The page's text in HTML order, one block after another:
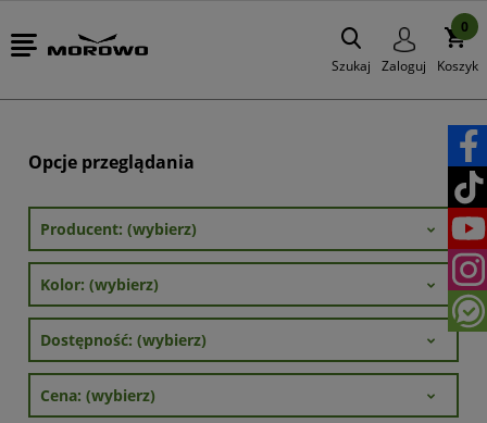
Szukaj Zaloguj Koszyk
0
Opcje przeglądania
Producent: (wybierz)
Kolor: (wybierz)
Dostępność: (wybierz)
Cena: (wybierz)